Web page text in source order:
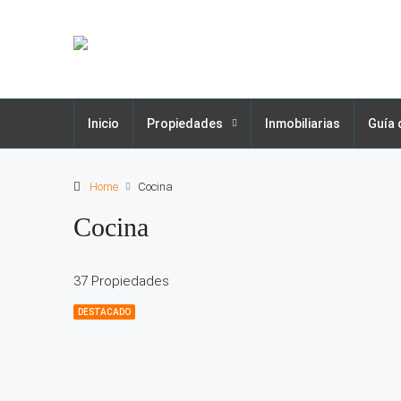
Inicio Propiedades Inmobiliarias Guía
Home Cocina
Cocina
37 Propiedades
DESTACADO